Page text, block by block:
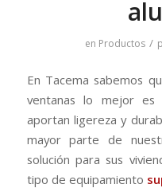
en Productos /
En Tacema sabemos
ventanas lo mejor
aportan ligereza y
mayor parte de
solución para sus
tipo de equipamiento